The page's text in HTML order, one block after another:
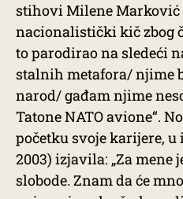
stihovi Milene
nacionalistički kič zbog
to parodirao na sledeći
stalnih metafora/ njime
narod/ gađam njime
Tatone NATO avione“.
početku svoje karijere, u
2003) izjavila: „Za
slobode. Znam da će